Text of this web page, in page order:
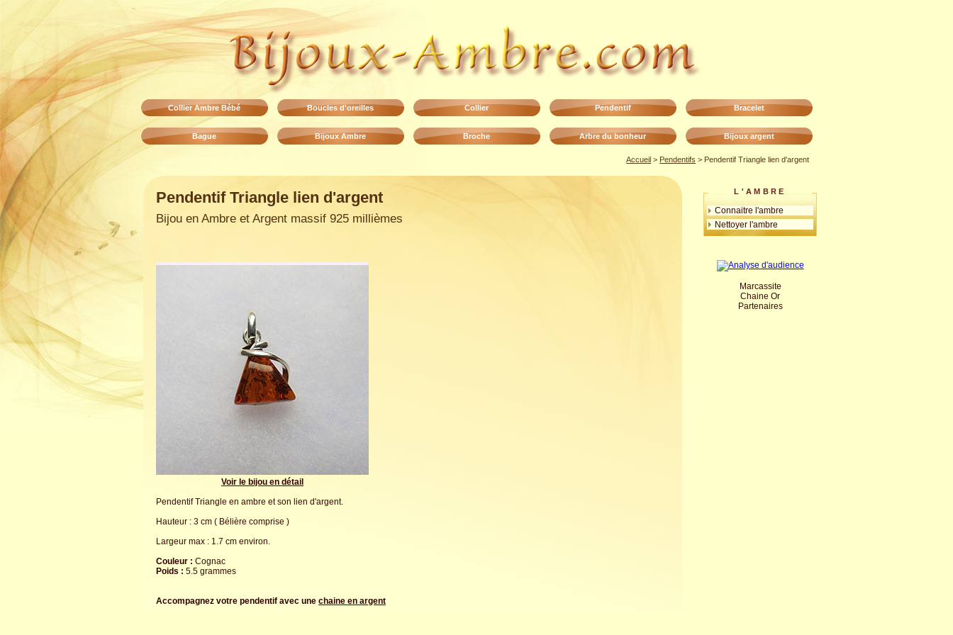
Collier Ambre Bébé Boucles d'oreilles Collier Pendentif Bracelet
Bague Bijoux Ambre Broche Arbre du bonheur Bijoux argent
Accueil > Pendentifs > Pendentif Triangle lien d'argent
L'AMBRE
Connaitre l'ambre
Nettoyer l'ambre
Marcassite
Chaine Or
Partenaires
Pendentif Triangle lien d'argent
Bijou en Ambre et Argent massif 925 millièmes
Voir le bijou en détail
Pendentif Triangle en ambre et son lien d'argent.
Hauteur : 3 cm ( Bélière comprise )
Largeur max : 1.7 cm environ.
Couleur : Cognac
Poids : 5.5 grammes
Accompagnez votre pendentif avec une chaine en argent